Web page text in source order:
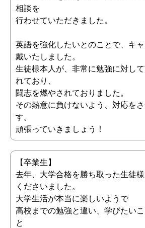
相談を
行わせていただきました。
英語を強化したいとのことで、キ
戴いたしました。
生徒様本人が、非常に勉強に対し
れており、
闘志を燃やされておりました。
その熱意に負けないよう、対応を
す。
頑張っていきましょう！
【卒業生】
去年、大学合格を勝ち取った生徒
くださいました。
大学生活が本当に楽しいようで
高校までの勉強と違い、学びたい
と